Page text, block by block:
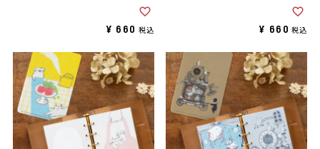
¥ 660 税込 ¥ 660 税込